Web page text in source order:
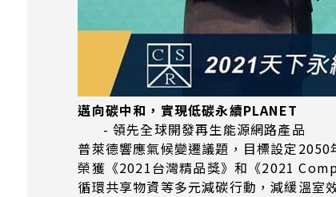
邁向碳中和，實現低碳永續PLANET
- 領先全球開發再生能源網路產品
普萊德響應氣候變遷議題，目標設定
榮獲《2021台灣精品獎》和《2021
循環共享物資等多元減碳行動，減緩溫室